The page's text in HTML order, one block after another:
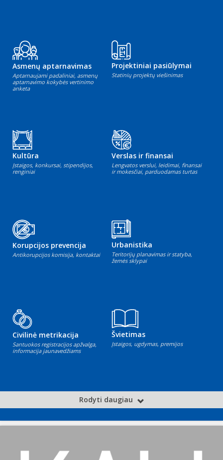
Asmenų aptarnavimas
Aptarnaujami padaliniai, asmenų
aptarnavimo kokybės vertinimo
anketa
Projektiniai pasiūlymai
Statinių projektų viešinimas
Kultūra
Įstaigos, konkursai, stipendijos,
renginiai
Verslas ir finansai
Lengvatos verslui, leidimai, finansai
ir mokesčiai, parduodamas turtas
Korupcijos prevencija
Antikorupcijos komisija, kontaktai
Urbanistika
Teritorijų planavimas ir statyba,
žemės sklypai
Civilinė metrikacija
Santuokos registracijos apžvalga,
informacija jaunavedžiams
Švietimas
Įstaigos, ugdymas, premijos
Rodyti daugiau